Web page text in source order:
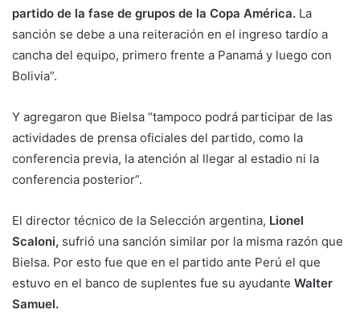
partido de la fase de grupos de la Copa América. La
sanción se debe a una reiteración en el ingreso tardío a
cancha del equipo, primero frente a Panamá y luego con
Bolivia”.
Y agregaron que Bielsa “tampoco podrá participar de las
actividades de prensa oficiales del partido, como la
conferencia previa, la atención al llegar al estadio ni la
conferencia posterior”.
El director técnico de la Selección argentina, Lionel
Scaloni, sufrió una sanción similar por la misma razón que
Bielsa. Por esto fue que en el partido ante Perú el que
estuvo en el banco de suplentes fue su ayudante Walter
Samuel.